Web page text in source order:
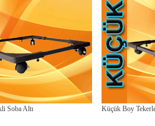
Soba Altı Küçük Boy